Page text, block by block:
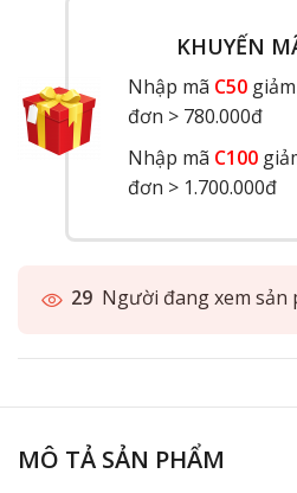
KHUYẾN
Nhập mã C50
đơn > 780.000đ
Nhập mã C100
đơn > 1.700.000đ
29 Người đang xem sản
MÔ TẢ SẢN PHẨM